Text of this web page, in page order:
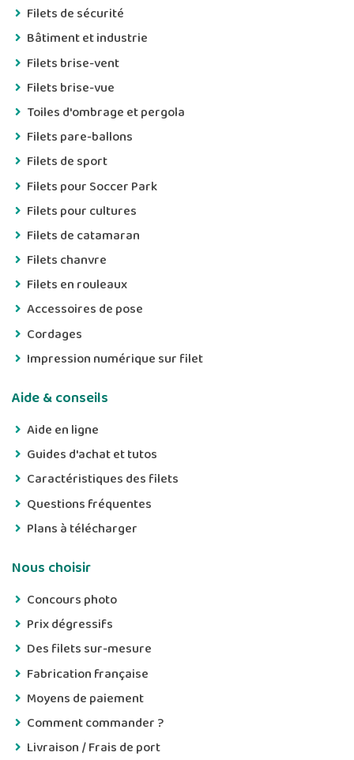
Filets de sécurité
Bâtiment et industrie
Filets brise-vent
Filets brise-vue
Toiles d'ombrage et pergola
Filets pare-ballons
Filets de sport
Filets pour Soccer Park
Filets pour cultures
Filets de catamaran
Filets chanvre
Filets en rouleaux
Accessoires de pose
Cordages
Impression numérique sur filet
Aide & conseils
Aide en ligne
Guides d'achat et tutos
Caractéristiques des filets
Questions fréquentes
Plans à télécharger
Nous choisir
Concours photo
Prix dégressifs
Des filets sur-mesure
Fabrication française
Moyens de paiement
Comment commander ?
Livraison / Frais de port